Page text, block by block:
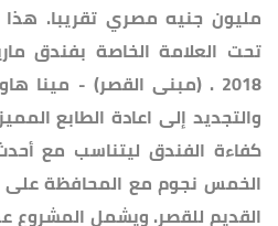
مليون جنيه مصري تقريبا.
تحت العلامة الخاصة بفندق
2018 . (مبنى القصر) -
والتجديد إلى اعادة الطابع
كفاءة الفندق ليتناسب مع
الخمس نجوم مع المحافظة على